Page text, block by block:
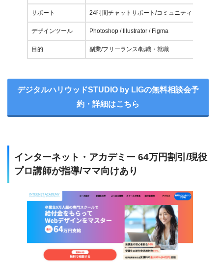
サポート 24時間チャットサポート/コミュニティ
デザインツール Photoshop / Illustrator / Figma
目的 副業/フリーランス/転職・就職
デジタルハリウッドSTUDIO by LIGの無料相談会予
約・詳細はこちら
インターネット・アカデミー 64万円割引/現役
プロ講師が指導/ママ向けあり